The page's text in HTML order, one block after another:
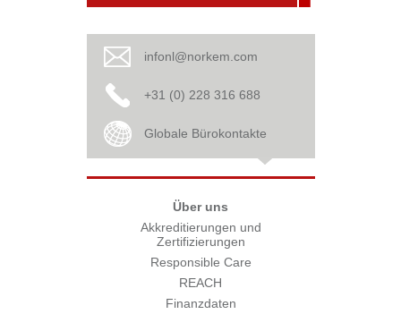
infonl@norkem.com
+31 (0) 228 316 688
Globale Bürokontakte
Über uns
Akkreditierungen und
Zertifizierungen
Responsible Care
REACH
Finanzdaten